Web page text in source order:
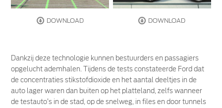
DOWNLOAD DOWNLOAD
Dankzij deze technologie kunnen bestuurders en passagiers
opgelucht ademhalen. Tijdens de tests constateerde Ford dat
de concentraties stikstofdioxide en het aantal deeltjes in de
auto lager waren dan buiten op het platteland, zelfs wanneer
de testauto’s in de stad, op de snelweg, in files en door tunnels